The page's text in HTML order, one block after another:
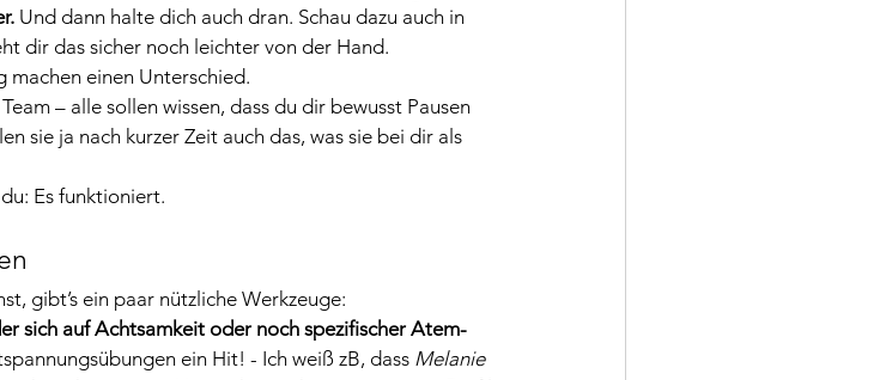
Und dann halte dich auch dran. Schau dazu auch in
dir das sicher noch leichter von der Hand.
machen einen Unterschied.
– alle sollen wissen, dass du dir bewusst Pausen
sie ja nach kurzer Zeit auch das, was sie bei dir als
Es funktioniert.
gibt’s ein paar nützliche Werkzeuge:
sich auf Achtsamkeit oder noch spezifischer Atem-
ein Hit! - Ich weiß zB, dass Melanie